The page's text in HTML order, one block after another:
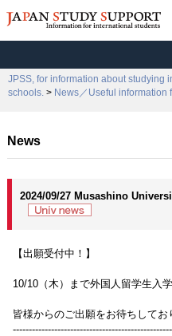
JPSS, for information about studying
schools. > News／Useful information
News
2024/09/27 Musashino
【出願受付中！】
10/10（木）まで外国人留学生入
皆様からのご出願をお待ちしてお